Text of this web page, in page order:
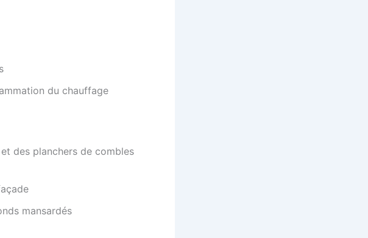
du chauffage
des planchers de combles
mansardés